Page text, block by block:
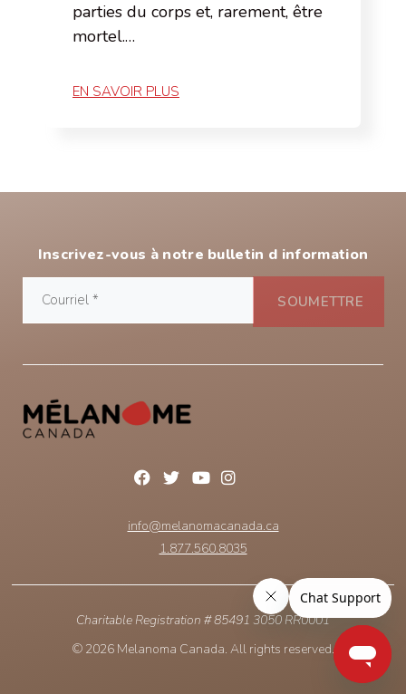
parties du corps et, rarement, être
mortel.…
EN SAVOIR PLUS
Inscrivez-vous à notre bulletin d information
info@melanomacanada.ca
1.877.560.8035
Charitable Registration # 85491 3050 RR0001
© 2026 Melanoma Canada. All rights reserved.